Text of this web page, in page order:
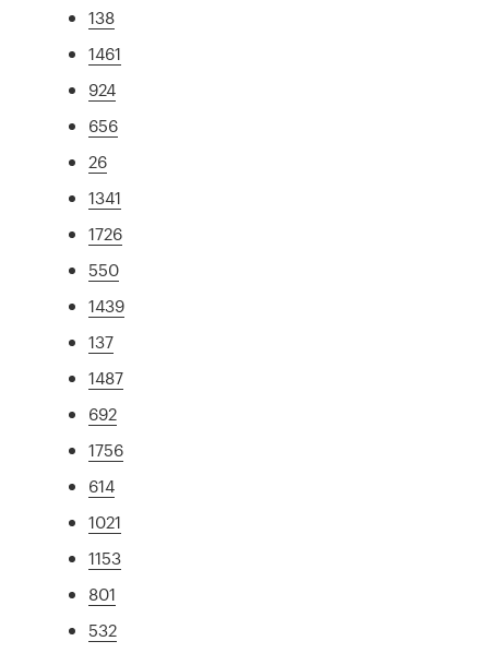
138
1461
924
656
26
1341
1726
550
1439
137
1487
692
1756
614
1021
1153
801
532